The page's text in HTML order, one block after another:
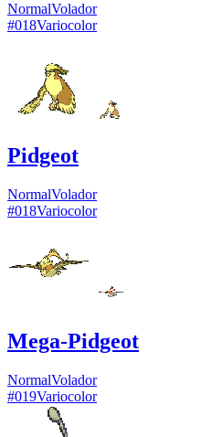
NormalVolador
#018Variocolor
Pidgeot
NormalVolador
#018Variocolor
Mega-Pidgeot
NormalVolador
#019Variocolor